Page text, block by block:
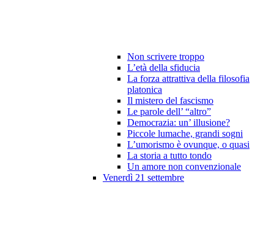
Non scrivere troppo
L’età della sfiducia
La forza attrattiva della filosofia
platonica
Il mistero del fascismo
Le parole dell’ “altro”
Democrazia: un’ illusione?
Piccole lumache, grandi sogni
L’umorismo è ovunque, o quasi
La storia a tutto tondo
Un amore non convenzionale
Venerdì 21 settembre